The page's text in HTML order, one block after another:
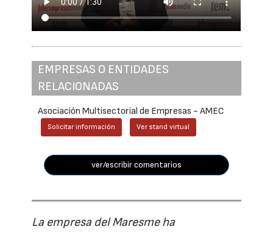
EMPRESAS O ENTIDADES
RELACIONADAS
Asociación Multisectorial de Empresas - AMEC
Solicitar información Ver stand virtual
ver/escribir comentarios
La empresa del Maresme ha